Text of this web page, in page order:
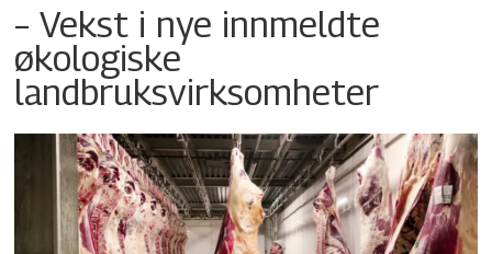
– Vekst i nye innmeldte
økologiske
landbruksvirksomheter